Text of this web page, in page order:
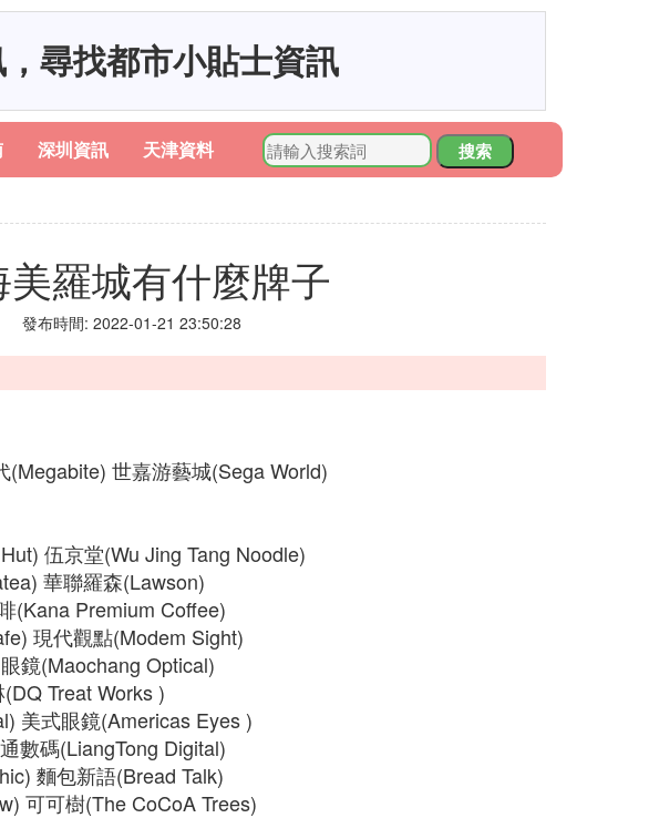
尋找都市小貼士資訊
深圳資訊 天津資料
搜索
美羅城有什麼牌子
發布時間: 2022-01-21 23:50:28
世嘉游藝城(Sega World)
伍京堂(Wu Jing Tang Noodle)
華聯羅森(Lawson)
(Kana Premium Coffee)
現代觀點(Modem Sight)
鏡(Maochang Optical)
Treat Works )
美式眼鏡(Americas Eyes )
數碼(LiangTong Digital)
麵包新語(Bread Talk)
可可樹(The CoCoA Trees)